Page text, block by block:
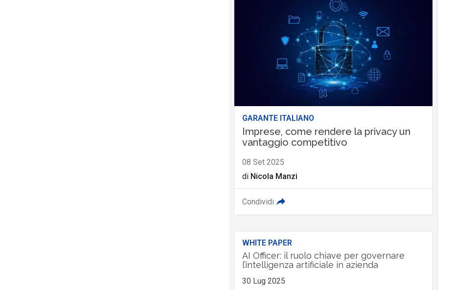
GARANTE ITALIANO
Imprese, come rendere la privacy un
vantaggio competitivo
08 Set 2025
di Nicola Manzi
Condividi
WHITE PAPER
AI Officer: il ruolo chiave per governare
l’intelligenza artificiale in azienda
30 Lug 2025